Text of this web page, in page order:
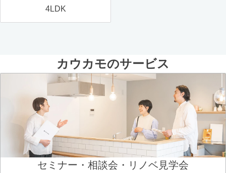
4LDK
カウカモのサービス
セミナー・相談会・リノベ見学会